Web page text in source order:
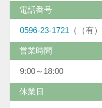
電話番号
0596-23-1721 （（有
営業時間
9:00～18:00
休業日